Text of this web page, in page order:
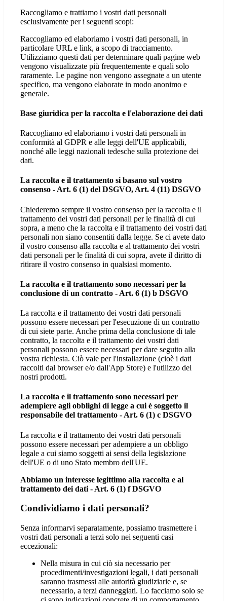
Raccogliamo e trattiamo i vostri dati personali
esclusivamente per i seguenti scopi:
Raccogliamo ed elaboriamo i vostri dati personali, in
particolare URL e link, a scopo di tracciamento.
Utilizziamo questi dati per determinare quali pagine web
vengono visualizzate più frequentemente e quali solo
raramente. Le pagine non vengono assegnate a un utente
specifico, ma vengono elaborate in modo anonimo e
generale.
Base giuridica per la raccolta e l'elaborazione dei dati
Raccogliamo ed elaboriamo i vostri dati personali in
conformità al GDPR e alle leggi dell'UE applicabili,
nonché alle leggi nazionali tedesche sulla protezione dei
dati.
La raccolta e il trattamento si basano sul vostro
consenso - Art. 6 (1) del DSGVO, Art. 4 (11) DSGVO
Chiederemo sempre il vostro consenso per la raccolta e il
trattamento dei vostri dati personali per le finalità di cui
sopra, a meno che la raccolta e il trattamento dei vostri dati
personali non siano consentiti dalla legge. Se ci avete dato
il vostro consenso alla raccolta e al trattamento dei vostri
dati personali per le finalità di cui sopra, avete il diritto di
ritirare il vostro consenso in qualsiasi momento.
La raccolta e il trattamento sono necessari per la
conclusione di un contratto - Art. 6 (1) b DSGVO
La raccolta e il trattamento dei vostri dati personali
possono essere necessari per l'esecuzione di un contratto
di cui siete parte. Anche prima della conclusione di tale
contratto, la raccolta e il trattamento dei vostri dati
personali possono essere necessari per dare seguito alla
vostra richiesta. Ciò vale per l'installazione (cioè i dati
raccolti dal browser e/o dall'App Store) e l'utilizzo dei
nostri prodotti.
La raccolta e il trattamento sono necessari per
adempiere agli obblighi di legge a cui è soggetto il
responsabile del trattamento - Art. 6 (1) c DSGVO
La raccolta e il trattamento dei vostri dati personali
possono essere necessari per adempiere a un obbligo
legale a cui siamo soggetti ai sensi della legislazione
dell'UE o di uno Stato membro dell'UE.
Abbiamo un interesse legittimo alla raccolta e al
trattamento dei dati - Art. 6 (1) f DSGVO
Condividiamo i dati personali?
Senza informarvi separatamente, possiamo trasmettere i
vostri dati personali a terzi solo nei seguenti casi
eccezionali:
Nella misura in cui ciò sia necessario per
procedimenti/investigazioni legali, i dati personali
saranno trasmessi alle autorità giudiziarie e, se
necessario, a terzi danneggiati. Lo facciamo solo se